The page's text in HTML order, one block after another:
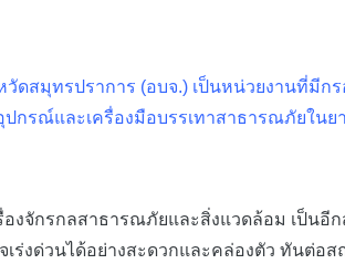
วัดสมุทรปราการ (อบจ.) เป็นหน่วยงานที่มี
กรณ์และเครื่องมือบรรเทาสาธารณภัยใน
กรกลสาธารณภัยและสิ่งแวดล้อม เป็นอีก
เร่งด่วนได้อย่างสะดวกและคล่องตัว ทันต่อ